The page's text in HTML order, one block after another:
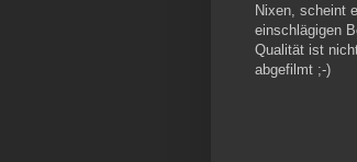
Nixen, scheint
einschlägigen
Qualität ist
abgefilmt ;-)